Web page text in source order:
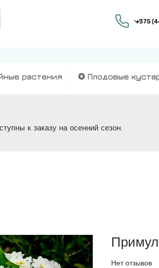
растения ✪ Плодовые
к заказу на осенний сезон.
Нет отзывов